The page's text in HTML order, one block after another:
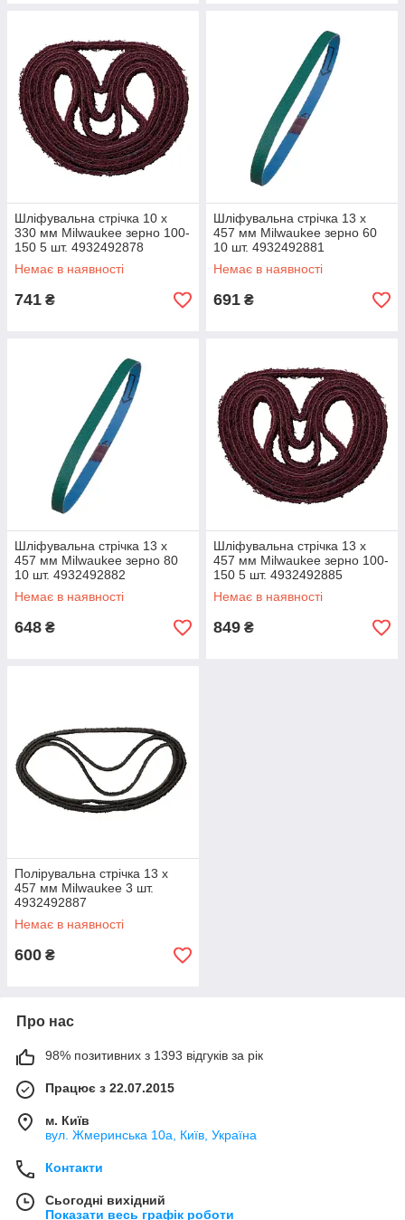
Шліфувальна стрічка 10 x
330 мм Milwaukee зерно 100-
150 5 шт. 4932492878
Немає в наявності
741 ₴
Шліфувальна стрічка 13 x
457 мм Milwaukee зерно 60
10 шт. 4932492881
Немає в наявності
691 ₴
Шліфувальна стрічка 13 x
457 мм Milwaukee зерно 80
10 шт. 4932492882
Немає в наявності
648 ₴
Шліфувальна стрічка 13 x
457 мм Milwaukee зерно 100-
150 5 шт. 4932492885
Немає в наявності
849 ₴
Полірувальна стрічка 13 x
457 мм Milwaukee 3 шт.
4932492887
Немає в наявності
600 ₴
Про нас
98% позитивних з 1393 відгуків за рік
Працює з 22.07.2015
м. Київ
вул. Жмеринська 10а, Київ, Україна
Контакти
Сьогодні вихідний
Показати весь графік роботи